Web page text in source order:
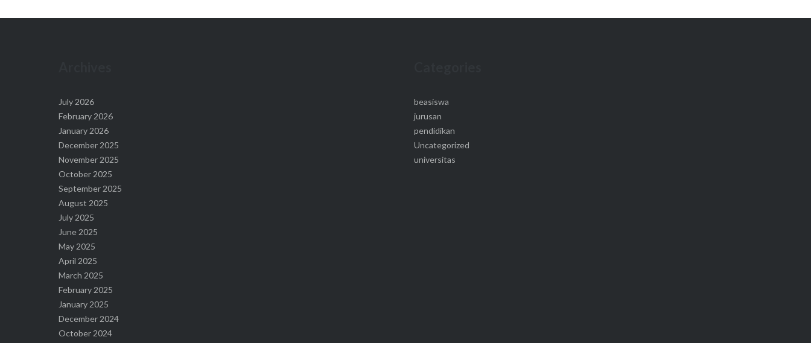
July 2026
February 2026
January 2026
December 2025
November 2025
October 2025
September 2025
August 2025
July 2025
June 2025
May 2025
April 2025
March 2025
February 2025
January 2025
December 2024
October 2024
beasiswa
jurusan
pendidikan
Uncategorized
universitas